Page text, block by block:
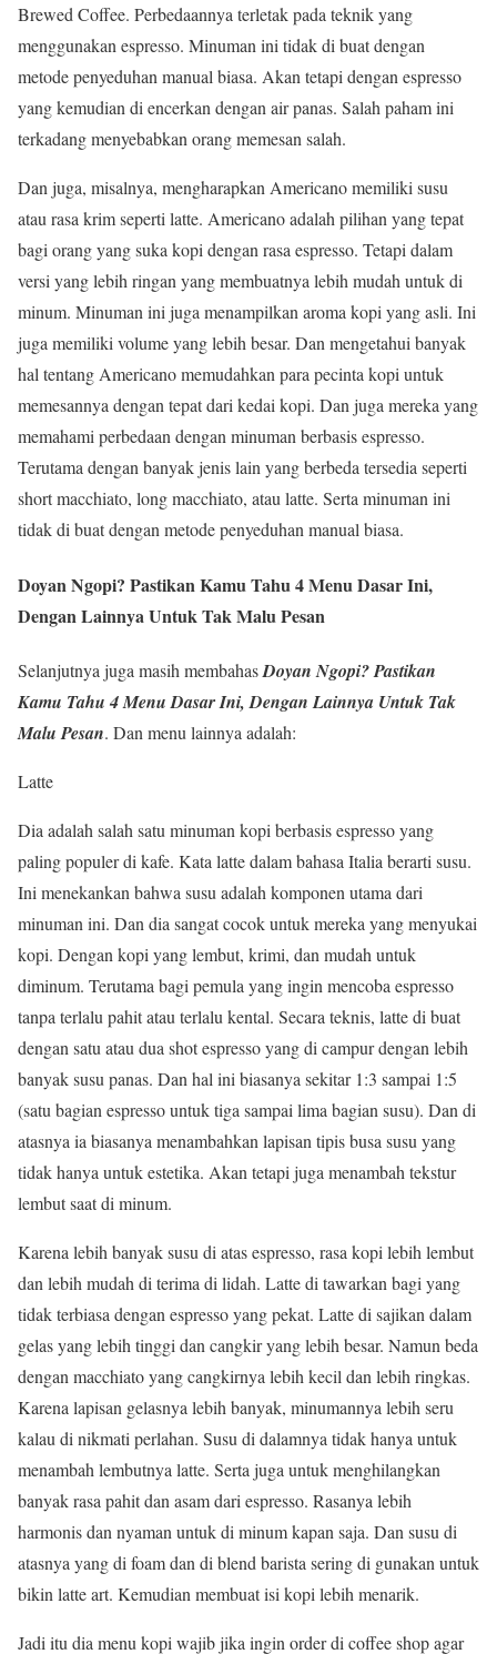
Brewed Coffee. Perbedaannya terletak pada teknik yang
menggunakan espresso. Minuman ini tidak di buat dengan
metode penyeduhan manual biasa. Akan tetapi dengan espresso
yang kemudian di encerkan dengan air panas. Salah paham ini
terkadang menyebabkan orang memesan salah.
Dan juga, misalnya, mengharapkan Americano memiliki susu
atau rasa krim seperti latte. Americano adalah pilihan yang tepat
bagi orang yang suka kopi dengan rasa espresso. Tetapi dalam
versi yang lebih ringan yang membuatnya lebih mudah untuk di
minum. Minuman ini juga menampilkan aroma kopi yang asli. Ini
juga memiliki volume yang lebih besar. Dan mengetahui banyak
hal tentang Americano memudahkan para pecinta kopi untuk
memesannya dengan tepat dari kedai kopi. Dan juga mereka yang
memahami perbedaan dengan minuman berbasis espresso.
Terutama dengan banyak jenis lain yang berbeda tersedia seperti
short macchiato, long macchiato, atau latte. Serta minuman ini
tidak di buat dengan metode penyeduhan manual biasa.
Doyan Ngopi? Pastikan Kamu Tahu 4 Menu Dasar Ini,
Dengan Lainnya Untuk Tak Malu Pesan
Selanjutnya juga masih membahasDoyan Ngopi? Pastikan
Kamu Tahu 4 Menu Dasar Ini, Dengan Lainnya Untuk Tak
Malu Pesan. Dan menu lainnya adalah:
Latte
Dia adalah salah satu minuman kopi berbasis espresso yang
paling populer di kafe. Kata latte dalam bahasa Italia berarti susu.
Ini menekankan bahwa susu adalah komponen utama dari
minuman ini. Dan dia sangat cocok untuk mereka yang menyukai
kopi. Dengan kopi yang lembut, krimi, dan mudah untuk
diminum. Terutama bagi pemula yang ingin mencoba espresso
tanpa terlalu pahit atau terlalu kental. Secara teknis, latte di buat
dengan satu atau dua shot espresso yang di campur dengan lebih
banyak susu panas. Dan hal ini biasanya sekitar 1:3 sampai 1:5
(satu bagian espresso untuk tiga sampai lima bagian susu). Dan di
atasnya ia biasanya menambahkan lapisan tipis busa susu yang
tidak hanya untuk estetika. Akan tetapi juga menambah tekstur
lembut saat di minum.
Karena lebih banyak susu di atas espresso, rasa kopi lebih lembut
dan lebih mudah di terima di lidah. Latte di tawarkan bagi yang
tidak terbiasa dengan espresso yang pekat. Latte di sajikan dalam
gelas yang lebih tinggi dan cangkir yang lebih besar. Namun beda
dengan macchiato yang cangkirnya lebih kecil dan lebih ringkas.
Karena lapisan gelasnya lebih banyak, minumannya lebih seru
kalau di nikmati perlahan. Susu di dalamnya tidak hanya untuk
menambah lembutnya latte. Serta juga untuk menghilangkan
banyak rasa pahit dan asam dari espresso. Rasanya lebih
harmonis dan nyaman untuk di minum kapan saja. Dan susu di
atasnya yang di foam dan di blend barista sering di gunakan untuk
bikin latte art. Kemudian membuat isi kopi lebih menarik.
Jadi itu dia menu kopi wajib jika ingin order di coffee shop agar